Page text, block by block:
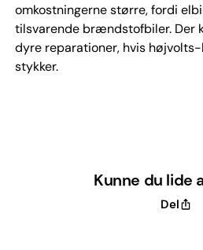
omkostningerne større, fordi
tilsvarende brændstofbiler. Der
dyre reparati­oner, hvis
stykker.
Kunne du lide
Del